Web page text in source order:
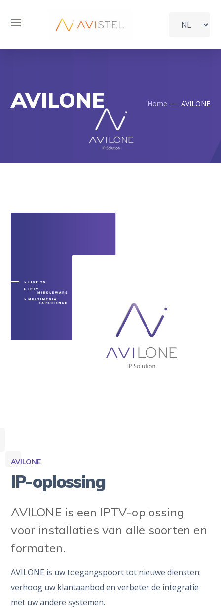
AVILONE Home AVILONE
AVILONE
IP-oplossing
AVILONE is een IPTV-oplossing
voor installaties van alle soorten en
formaten.
AVILONE is uw toegangspoort tot nieuwe diensten:
verhoog uw klantaanbod en verbeter de integratie
met uw andere systemen.